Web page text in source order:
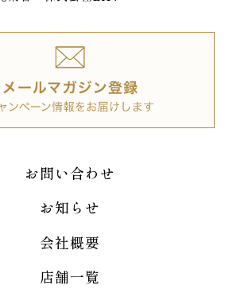
お問い合わせ
お知らせ
会社概要
店舗一覧